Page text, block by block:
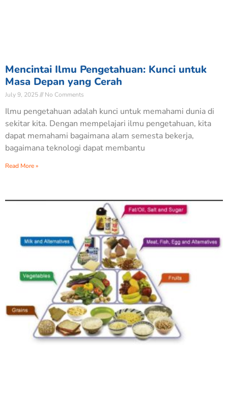
Mencintai Ilmu Pengetahuan: Kunci untuk
Masa Depan yang Cerah
July 9, 2025 No Comments
Ilmu pengetahuan adalah kunci untuk memahami dunia di
sekitar kita. Dengan mempelajari ilmu pengetahuan, kita
dapat memahami bagaimana alam semesta bekerja,
bagaimana teknologi dapat membantu
Read More »